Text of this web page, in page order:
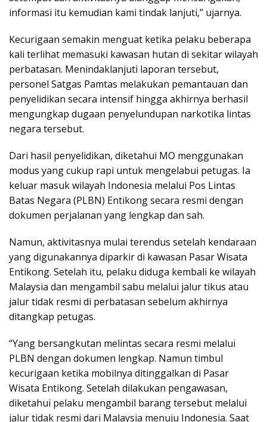
informasi itu kemudian kami tindak lanjuti,” ujarnya.
Kecurigaan semakin menguat ketika pelaku beberapa
kali terlihat memasuki kawasan hutan di sekitar wilayah
perbatasan. Menindaklanjuti laporan tersebut,
personel Satgas Pamtas melakukan pemantauan dan
penyelidikan secara intensif hingga akhirnya berhasil
mengungkap dugaan penyelundupan narkotika lintas
negara tersebut.
Dari hasil penyelidikan, diketahui MO menggunakan
modus yang cukup rapi untuk mengelabui petugas. Ia
keluar masuk wilayah Indonesia melalui Pos Lintas
Batas Negara (PLBN) Entikong secara resmi dengan
dokumen perjalanan yang lengkap dan sah.
Namun, aktivitasnya mulai terendus setelah kendaraan
yang digunakannya diparkir di kawasan Pasar Wisata
Entikong. Setelah itu, pelaku diduga kembali ke wilayah
Malaysia dan mengambil sabu melalui jalur tikus atau
jalur tidak resmi di perbatasan sebelum akhirnya
ditangkap petugas.
“Yang bersangkutan melintas secara resmi melalui
PLBN dengan dokumen lengkap. Namun timbul
kecurigaan ketika mobilnya ditinggalkan di Pasar
Wisata Entikong. Setelah dilakukan pengawasan,
diketahui pelaku mengambil barang tersebut melalui
jalur tidak resmi dari Malaysia menuju Indonesia. Saat